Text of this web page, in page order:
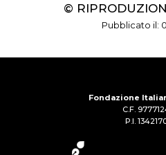
©
Pubblicato il:
Fondazione
C.F.
P.I.